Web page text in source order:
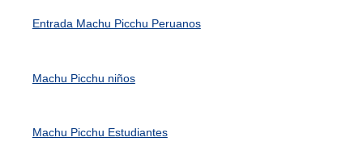
Entrada Machu Picchu Peruanos
Machu Picchu niños
Machu Picchu Estudiantes